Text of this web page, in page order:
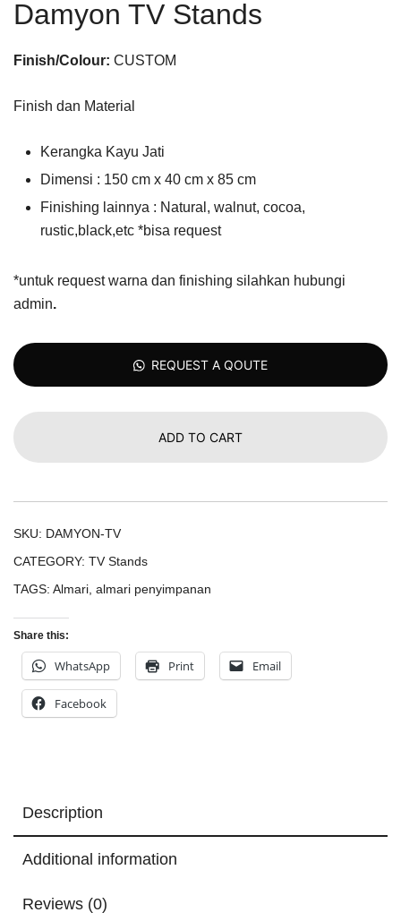
Damyon TV Stands
Finish/Colour: CUSTOM
Finish dan Material
Kerangka Kayu Jati
Dimensi : 150 cm x 40 cm x 85 cm
Finishing lainnya : Natural, walnut, cocoa,
rustic,black,etc *bisa request
*untuk request warna dan finishing silahkan hubungi
admin.
REQUEST A QOUTE
ADD TO CART
SKU: DAMYON-TV
CATEGORY: TV Stands
TAGS: Almari almari penyimpanan
Share this:
WhatsApp Print Email
Facebook
Description
Additional information
Reviews (0)